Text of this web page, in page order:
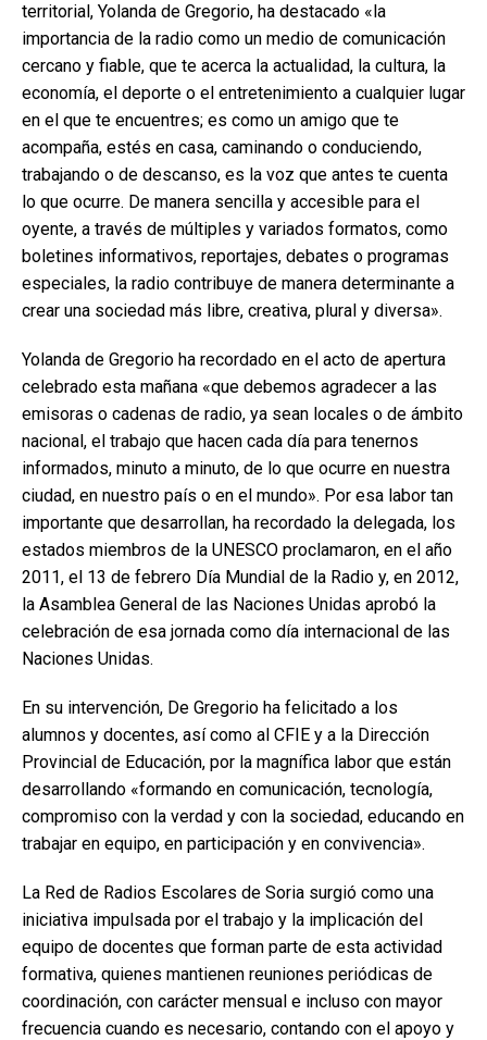
territorial, Yolanda de Gregorio, ha destacado «la
importancia de la radio como un medio de comunicación
cercano y fiable, que te acerca la actualidad, la cultura, la
economía, el deporte o el entretenimiento a cualquier lugar
en el que te encuentres; es como un amigo que te
acompaña, estés en casa, caminando o conduciendo,
trabajando o de descanso, es la voz que antes te cuenta
lo que ocurre. De manera sencilla y accesible para el
oyente, a través de múltiples y variados formatos, como
boletines informativos, reportajes, debates o programas
especiales, la radio contribuye de manera determinante a
crear una sociedad más libre, creativa, plural y diversa».
Yolanda de Gregorio ha recordado en el acto de apertura
celebrado esta mañana «que debemos agradecer a las
emisoras o cadenas de radio, ya sean locales o de ámbito
nacional, el trabajo que hacen cada día para tenernos
informados, minuto a minuto, de lo que ocurre en nuestra
ciudad, en nuestro país o en el mundo». Por esa labor tan
importante que desarrollan, ha recordado la delegada, los
estados miembros de la UNESCO proclamaron, en el año
2011, el 13 de febrero Día Mundial de la Radio y, en 2012,
la Asamblea General de las Naciones Unidas aprobó la
celebración de esa jornada como día internacional de las
Naciones Unidas.
En su intervención, De Gregorio ha felicitado a los
alumnos y docentes, así como al CFIE y a la Dirección
Provincial de Educación, por la magnífica labor que están
desarrollando «formando en comunicación, tecnología,
compromiso con la verdad y con la sociedad, educando en
trabajar en equipo, en participación y en convivencia».
La Red de Radios Escolares de Soria surgió como una
iniciativa impulsada por el trabajo y la implicación del
equipo de docentes que forman parte de esta actividad
formativa, quienes mantienen reuniones periódicas de
coordinación, con carácter mensual e incluso con mayor
frecuencia cuando es necesario, contando con el apoyo y